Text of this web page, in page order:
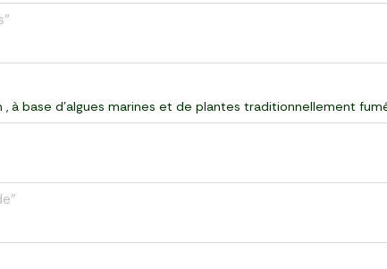
à base d'algues marines et de plantes traditionnellement